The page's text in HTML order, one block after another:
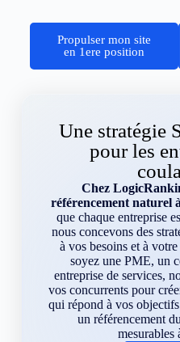
Propulser mon site
en 1ere position
Une stratégie
pour les
Chez
référencement naturel
que chaque entreprise
nous concevons des
à vos besoins et à
soyez une PME, un
entreprise de services,
vos concurrents pour
qui répond à vos
un référencement
mesurables